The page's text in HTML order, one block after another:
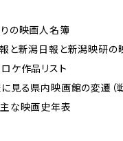
りの映画人名簿
報と新潟日報と新潟映研の
ケ作品リスト
見る県内映画館の変遷（戦
主な映画史年表